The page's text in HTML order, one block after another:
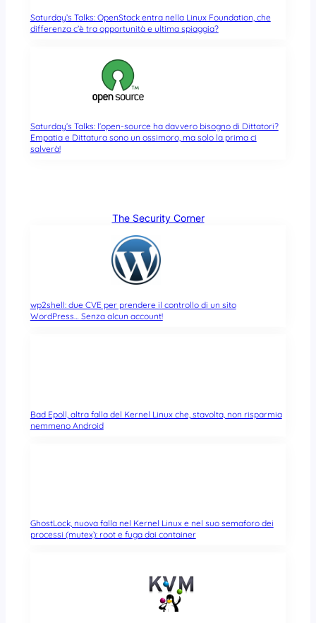
Saturday’s Talks: OpenStack entra nella Linux Foundation, che
differenza c’è tra opportunità e ultima spiaggia?
Saturday’s Talks: l’open-source ha davvero bisogno di Dittatori?
Empatia e Dittatura sono un ossimoro, ma solo la prima ci
salverà!
The Security Corner
wp2shell: due CVE per prendere il controllo di un sito
WordPress… Senza alcun account!
Bad Epoll, altra falla del Kernel Linux che, stavolta, non risparmia
nemmeno Android
GhostLock, nuova falla nel Kernel Linux e nel suo semaforo dei
processi (mutex): root e fuga dai container